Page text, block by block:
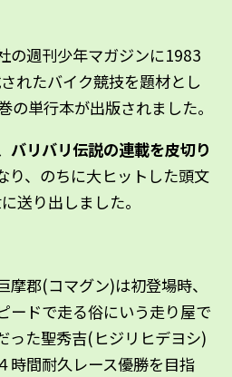
の週刊少年マガジンに1983
れたバイク競技を題材とし
の単行本が出版されました。
バリバリ伝説の連載を皮切り
り、のちに大ヒットした頭文
送り出しました。
郡(コマグン)は初登場時、
ードで走る俗にいう走り屋で
った聖秀吉(ヒジリヒデヨシ)
時間耐久レース優勝を目指